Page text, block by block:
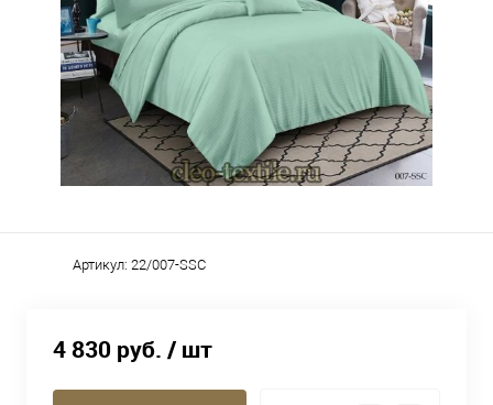
Артикул: 22/007-SSC
4 830 руб. / шт